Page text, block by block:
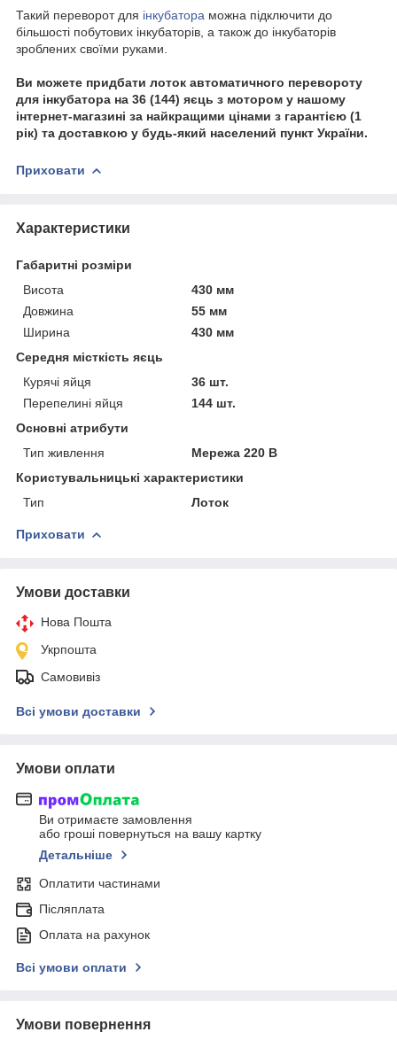
Такий переворот для інкубатора можна підключити до
більшості побутових інкубаторів, а також до інкубаторів
зроблених своїми руками.
Ви можете придбати лоток автоматичного перевороту
для інкубатора на 36 (144) яєць з мотором у нашому
інтернет-магазині за найкращими цінами з гарантією (1
рік) та доставкою у будь-який населений пункт України.
Приховати
Характеристики
Габаритні розміри
Висота
430 мм
Довжина
55 мм
Ширина
430 мм
Середня місткість яєць
Курячі яйця
36 шт.
Перепелині яйця
144 шт.
Основні атрибути
Тип живлення
Мережа 220 В
Користувальницькі характеристики
Тип
Лоток
Приховати
Умови доставки
Нова Пошта
Укрпошта
Самовивіз
Всі умови доставки
Умови оплати
Ви отримаєте замовлення
або гроші повернуться на вашу картку
Детальніше
Оплатити частинами
Післяплата
Оплата на рахунок
Всі умови оплати
Умови повернення